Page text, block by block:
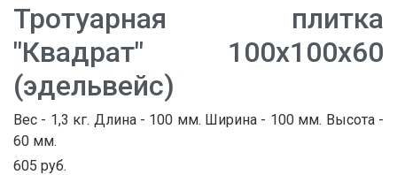
Тротуарная плитка
"Квадрат" 100х100х60
(эдельвейс)
Вес - 1,3 кг. Длина - 100 мм. Ширина - 100 мм. Высота -
60 мм.
605 руб.